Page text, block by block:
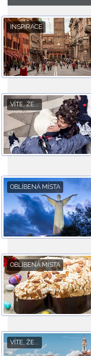
INSPIRACE
VÍTE, ŽE...
OBLÍBENÁ MÍSTA
OBLÍBENÁ MÍSTA
VÍTE, ŽE...